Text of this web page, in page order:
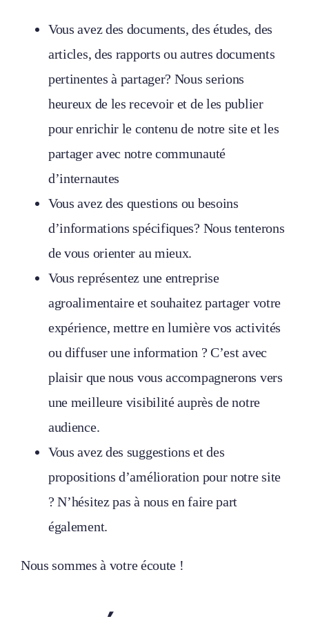
Vous avez des documents, des études, des
articles, des rapports ou autres documents
pertinentes à partager? Nous serions
heureux de les recevoir et de les publier
pour enrichir le contenu de notre site et les
partager avec notre communauté
d’internautes
Vous avez des questions ou besoins
d’informations spécifiques? Nous tenterons
de vous orienter au mieux.
Vous représentez une entreprise
agroalimentaire et souhaitez partager votre
expérience, mettre en lumière vos activités
ou diffuser une information ? C’est avec
plaisir que nous vous accompagnerons vers
une meilleure visibilité auprès de notre
audience.
Vous avez des suggestions et des
propositions d’amélioration pour notre site
? N’hésitez pas à nous en faire part
également.
Nous sommes à votre écoute !